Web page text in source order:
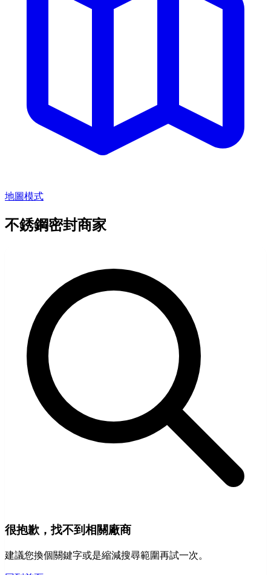
地圖模式
不銹鋼密封商家
很抱歉，找不到相關廠商
建議您換個關鍵字或是縮減搜尋範圍再試一次。